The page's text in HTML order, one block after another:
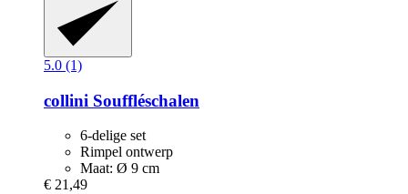
5.0 (1)
collini Souffléschalen
6-delige set
Rimpel ontwerp
Maat: Ø 9 cm
€ 21,49